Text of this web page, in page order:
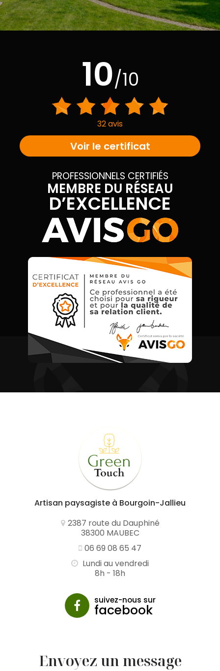
10/10
32 avis
Voir le certificat
PROFESSIONNELS CERTIFIÉS
MEMBRE DU RÉSEAU
D’EXCELLENCE
Artisan paysagiste à Bourgoin-Jallieu
2387 route du Dauphiné
38300 MAUBEC
06 69 08 65 47
Lundi au vendredi
8h - 18h
suivez-nous sur
facebook
Envoyez un message